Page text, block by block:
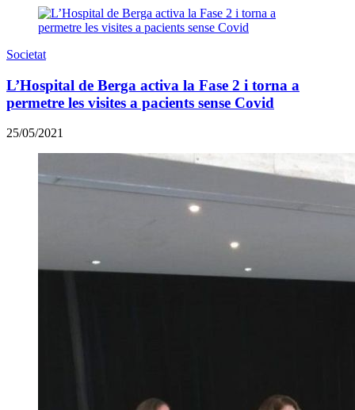
Societat
L’Hospital de Berga activa la Fase 2 i torna a
permetre les visites a pacients sense Covid
25/05/2021